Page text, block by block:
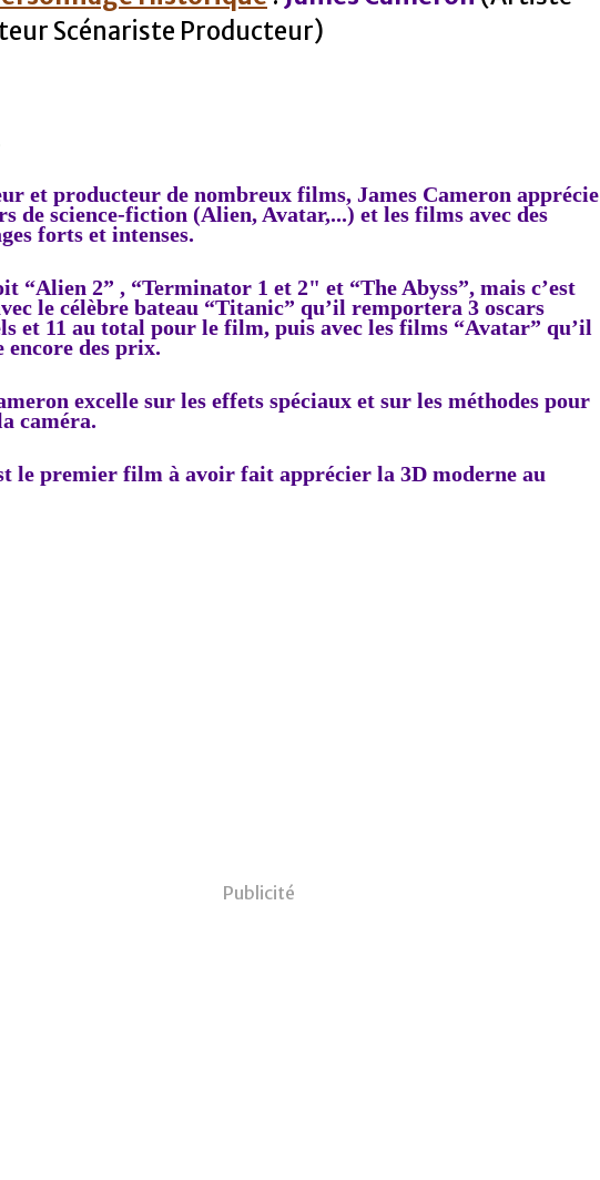
Scénariste Producteur)
et producteur de nombreux films, James Cameron apprécie
de science-fiction (Alien, Avatar,...) et les films avec des
forts et intenses.
“Alien 2” , “Terminator 1 et 2" et “The Abyss”, mais c’est
le célèbre bateau “Titanic” qu’il remportera 3 oscars
et 11 au total pour le film, puis avec les films “Avatar” qu’il
encore des prix.
excelle sur les effets spéciaux et sur les méthodes pour
caméra.
le premier film à avoir fait apprécier la 3D moderne au
Publicité